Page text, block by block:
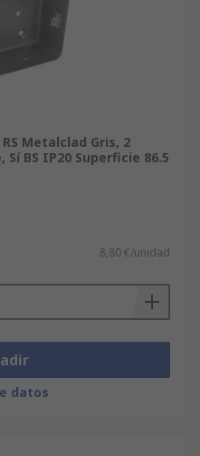
Metalclad Gris, 2
BS IP20 Superficie 86.5
8,80 €/unidad
datos